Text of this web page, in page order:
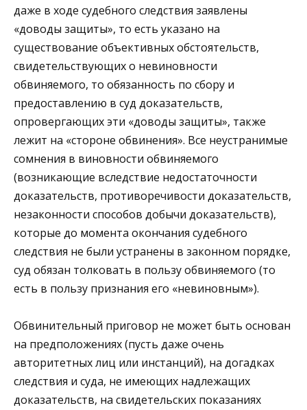
даже в ходе судебного следствия заявлены
«доводы защиты», то есть указано на
существование объективных обстоятельств,
свидетельствующих о невиновности
обвиняемого, то обязанность по сбору и
предоставлению в суд доказательств,
опровергающих эти «доводы защиты», также
лежит на «стороне обвинения». Все неустранимые
сомнения в виновности обвиняемого
(возникающие вследствие недостаточности
доказательств, противоречивости доказательств,
незаконности способов добычи доказательств),
которые до момента окончания судебного
следствия не были устранены в законном порядке,
суд обязан толковать в пользу обвиняемого (то
есть в пользу признания его «невиновным»).
Обвинительный приговор не может быть основан
на предположениях (пусть даже очень
авторитетных лиц или инстанций), на догадках
следствия и суда, не имеющих надлежащих
доказательств, на свидетельских показаниях